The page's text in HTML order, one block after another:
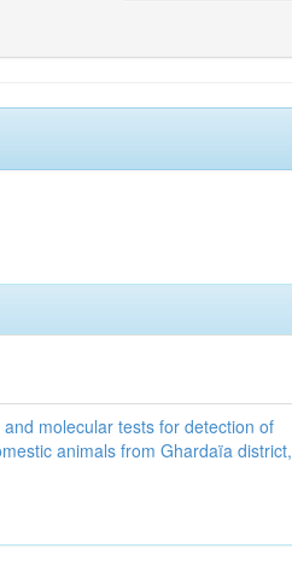
molecular tests for detection of
animals from Ghardaïa district,